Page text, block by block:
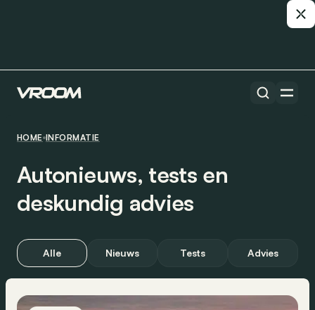
HOME INFORMATIE
Autonieuws, tests en
deskundig advies
Alle Nieuws Tests Advies